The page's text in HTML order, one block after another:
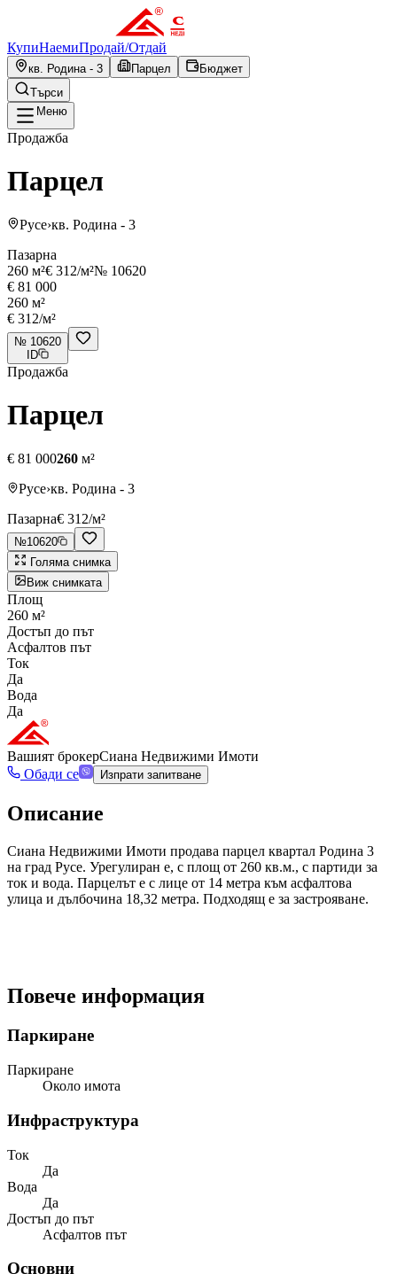
КупиНаемиПродай/Отдай
кв. Родина - 3 Парцел
Бюджет
Търси
Меню
Продажба
Парцел
Русе›кв. Родина - 3
Пазарна
260 м²€ 312/м²№ 10620
€ 81 000
260 м²
€ 312/м²
№ 10620
ID
Продажба
Парцел
€ 81 000260 м²
Русе›кв. Родина - 3
Пазарна€ 312/м²
№10620
Голяма снимка
Виж снимката
Площ
260 м²
Достъп до път
Асфалтов път
Ток
Да
Вода
Да
Вашият брокерСиана Недвижими Имоти
Обади се
Изпрати запитване
Описание
Сиана Недвижими Имоти продава парцел квартал Родина 3
на град Русе. Урегулиран е, с площ от 260 кв.м., с партиди за
ток и вода. Парцелът е с лице от 14 метра към асфалтова
улица и дълбочина 18,32 метра. Подходящ е за застрояване.
Повече информация
Паркиране
Паркиране
Около имота
Инфраструктура
Ток
Да
Вода
Да
Достъп до път
Асфалтов път
Основни